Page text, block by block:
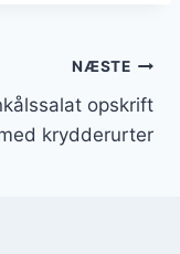
NÆSTE
opskrift
krydderurter